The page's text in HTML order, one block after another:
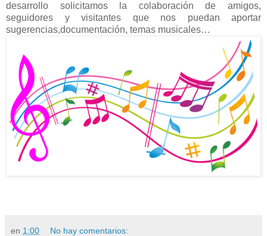
desarrollo solicitamos la colaboración de amigos,
seguidores y visitantes que nos puedan aportar
sugerencias,documentación, temas musicales…
en 1:00 No hay comentarios: